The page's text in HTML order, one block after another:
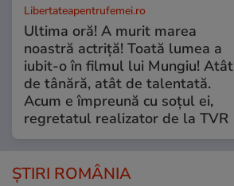
Libertateapentrufemei.ro
Ultima oră! A murit marea
noastră actriță! Toată lumea a
iubit-o în filmul lui Mungiu! Atât
de tânără, atât de talentată.
Acum e împreună cu soțul ei,
regretatul realizator de la TVR
ȘTIRI ROMÂNIA